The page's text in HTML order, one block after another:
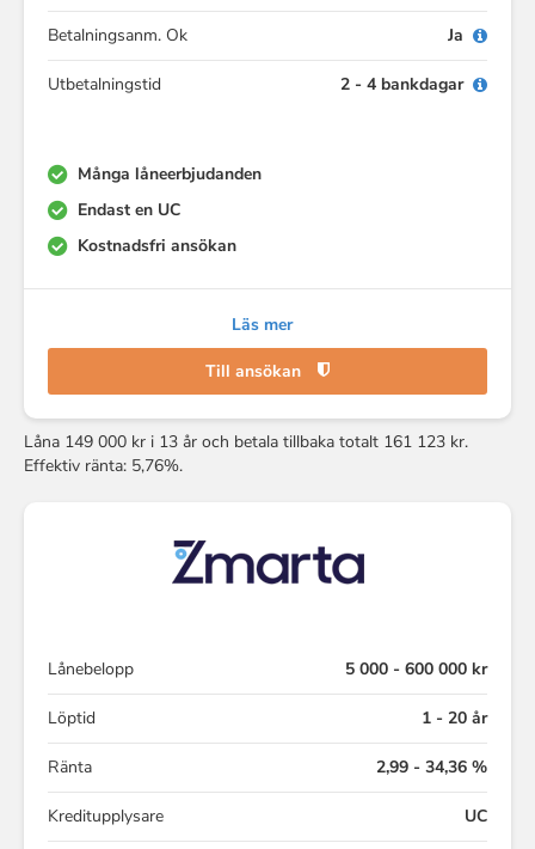
Betalningsanm. Ok Ja
Utbetalningstid 2 - 4 bankdagar
Många låneerbjudanden
Endast en UC
Kostnadsfri ansökan
Läs mer
Till ansökan
Låna 149 000 kr i 13 år och betala tillbaka totalt 161 123 kr.
Effektiv ränta: 5,76%.
Lånebelopp 5 000 - 600 000 kr
Löptid 1 - 20 år
Ränta 2,99 - 34,36 %
Kreditupplysare UC